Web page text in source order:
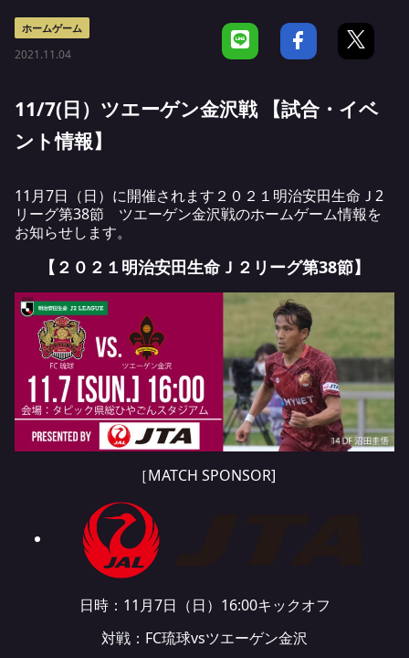
ホームゲーム
2021.11.04
11/7(日）ツエーゲン金沢戦 【試合・イベ
ント情報】
11月7日（日）に開催されます２０２１明治安田生命Ｊ2
リーグ第38節 ツエーゲン金沢戦のホームゲーム情報を
お知らせします。
【２０２１明治安田生命Ｊ２リーグ第38節】
［MATCH SPONSOR]
日時：11月7日（日）16:00キックオフ
対戦：FC琉球vsツエーゲン金沢